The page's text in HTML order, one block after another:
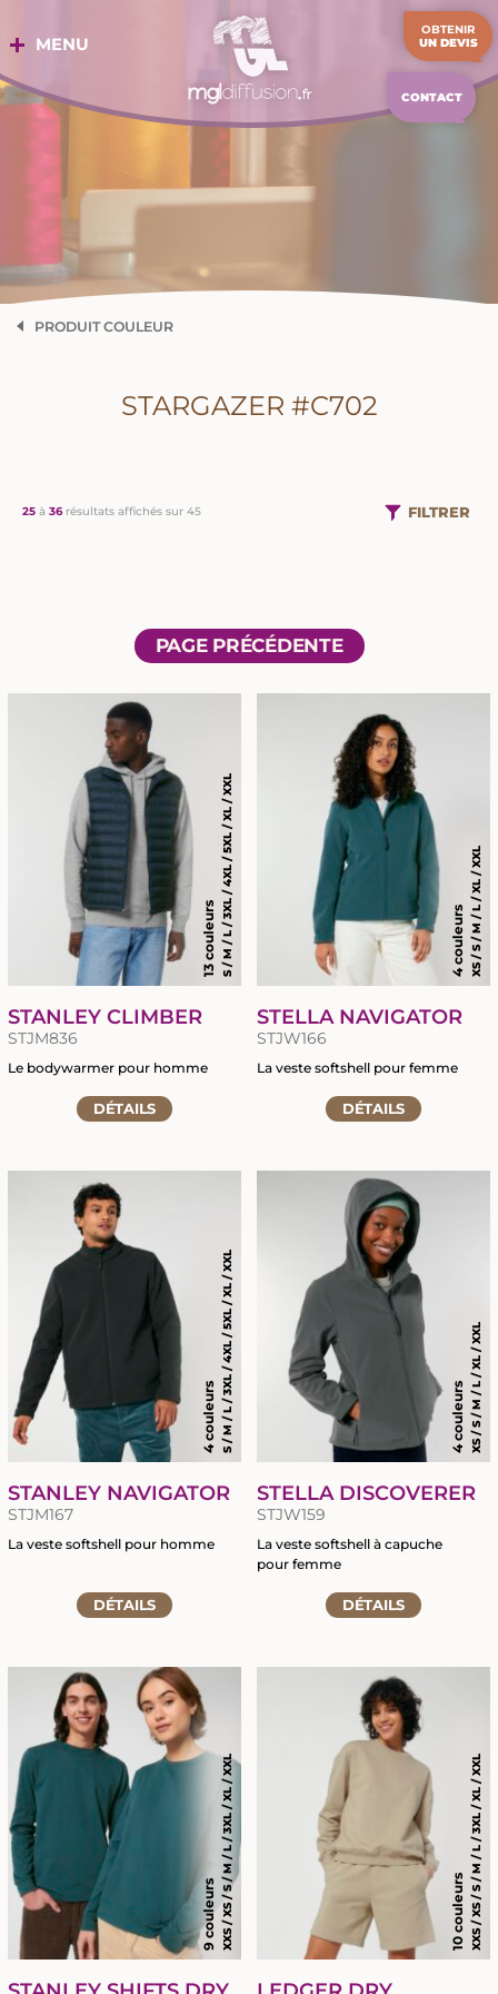
au
contenu
OBTENIR
UN DEVIS
CONTACT
MENU
PRODUIT COULEUR
STARGAZER #C702
25 à 36résultats affichés sur 45 FILTRER
PAGE PRÉCÉDENTE
13 couleursS / M / L / 3XL / 4XL / 5XL / XL / XXL
STANLEY CLIMBER
STJM836
Le bodywarmer pour homme
fiche
DÉTAILS
4 couleursXS / S / M / L / XL / XXL
STELLA NAVIGATOR
STJW166
La veste softshell pour femme
fiche
DÉTAILS
4 couleursS / M / L / 3XL / 4XL / 5XL / XL / XXL
STANLEY NAVIGATOR
STJM167
La veste softshell pour homme
du
DÉTAILS
4 couleursXS / S / M / L / XL / XXL
STELLA DISCOVERER
STJW159
La veste softshell à capuche
pour femme
fiche
DÉTAILS
9 couleursXXS / XS / S / M / L / 3XL / XL / XXL 10 couleursXXS / XS / S / M / L / 3XL / XL / XXL